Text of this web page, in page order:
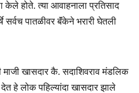
होते. त्या आवाहनाला प्रतिसाद
सर्वच पातळीवर बॅंकेने भरारी घेतली
खासदार कै. सदाशिवराव मंडलिक
देत हे लोक पहिल्यांदा खासदार झाले